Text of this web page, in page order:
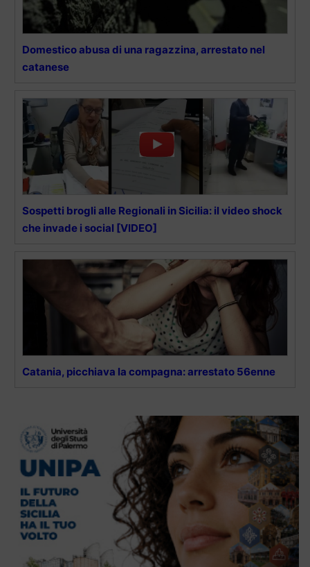
Domestico abusa di una ragazzina, arrestato nel
catanese
Sospetti brogli alle Regionali in Sicilia: il video shock
che invade i social [VIDEO]
Catania, picchiava la compagna: arrestato 56enne